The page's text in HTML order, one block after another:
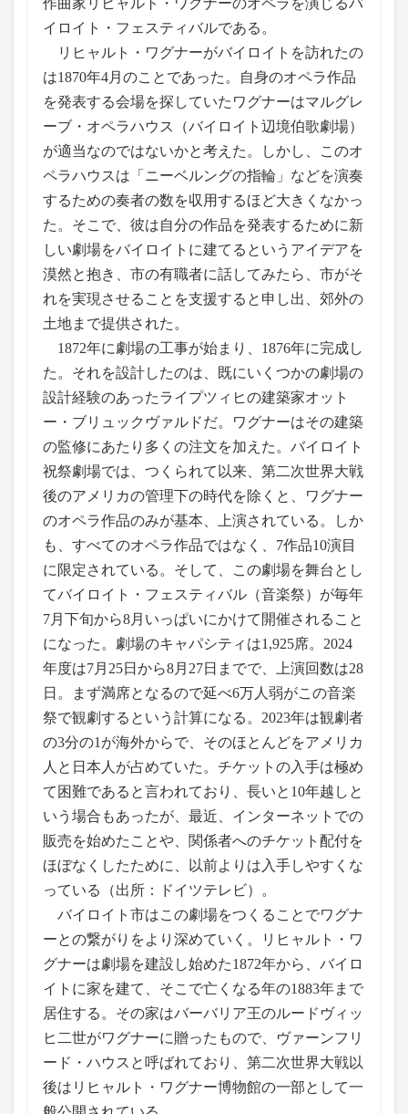
作曲家リヒャルト・ワグナーのオペラを演じるバ
イロイト・フェスティバルである。
リヒャルト・ワグナーがバイロイトを訪れたの
は1870年4月のことであった。自身のオペラ作品
を発表する会場を探していたワグナーはマルグレ
ーブ・オペラハウス（バイロイト辺境伯歌劇場）
が適当なのではないかと考えた。しかし、このオ
ペラハウスは「ニーベルングの指輪」などを演奏
するための奏者の数を収用するほど大きくなかっ
た。そこで、彼は自分の作品を発表するために新
しい劇場をバイロイトに建てるというアイデアを
漠然と抱き、市の有職者に話してみたら、市がそ
れを実現させることを支援すると申し出、郊外の
土地まで提供された。
1872年に劇場の工事が始まり、1876年に完成し
た。それを設計したのは、既にいくつかの劇場の
設計経験のあったライプツィヒの建築家オット
ー・ブリュックヴァルドだ。ワグナーはその建築
の監修にあたり多くの注文を加えた。バイロイト
祝祭劇場では、つくられて以来、第二次世界大戦
後のアメリカの管理下の時代を除くと、ワグナー
のオペラ作品のみが基本、上演されている。しか
も、すべてのオペラ作品ではなく、7作品10演目
に限定されている。そして、この劇場を舞台とし
てバイロイト・フェスティバル（音楽祭）が毎年
7月下旬から8月いっぱいにかけて開催されること
になった。劇場のキャパシティは1,925席。2024
年度は7月25日から8月27日までで、上演回数は28
日。まず満席となるので延べ6万人弱がこの音楽
祭で観劇するという計算になる。2023年は観劇者
の3分の1が海外からで、そのほとんどをアメリカ
人と日本人が占めていた。チケットの入手は極め
て困難であると言われており、長いと10年越しと
いう場合もあったが、最近、インターネットでの
販売を始めたことや、関係者へのチケット配付を
ほぼなくしたために、以前よりは入手しやすくな
っている（出所：ドイツテレビ）。
バイロイト市はこの劇場をつくることでワグナ
ーとの繋がりをより深めていく。リヒャルト・ワ
グナーは劇場を建設し始めた1872年から、バイロ
イトに家を建て、そこで亡くなる年の1883年まで
居住する。その家はバーバリア王のルードヴィッ
ヒ二世がワグナーに贈ったもので、ヴァーンフリ
ード・ハウスと呼ばれており、第二次世界大戦以
後はリヒャルト・ワグナー博物館の一部として一